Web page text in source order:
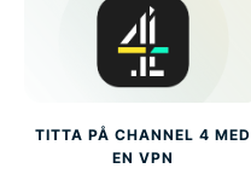
TITTA PÅ CHANNEL 4 MED
EN VPN